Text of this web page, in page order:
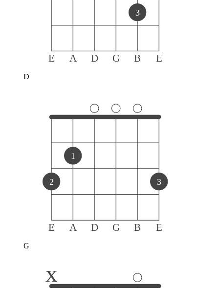
E A D G B E
3
D
E A D G B E
2
1
3
G
x